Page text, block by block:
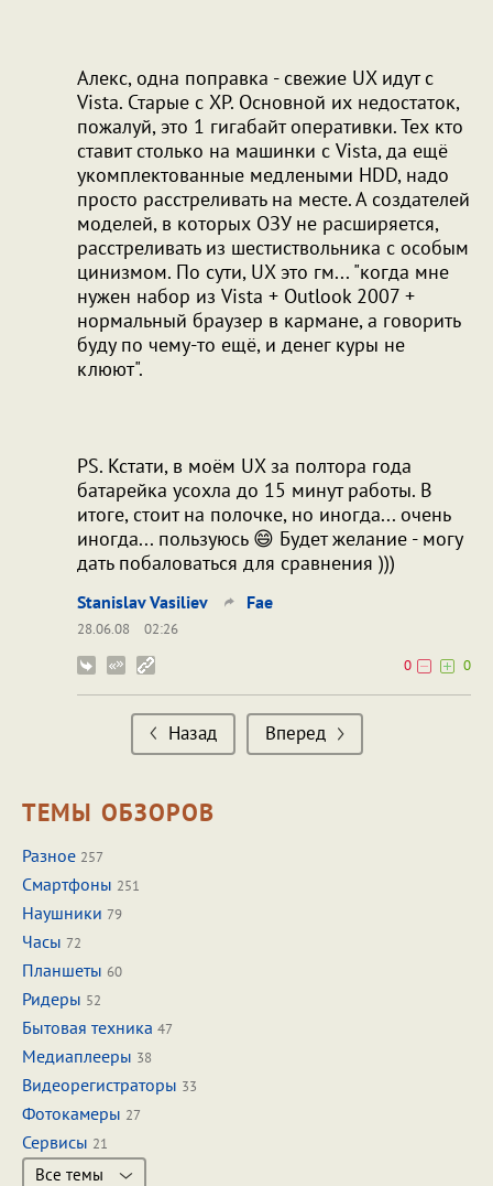
Алекс, одна поправка - свежие UX идут с
Vista. Старые с XP. Основной их недостаток,
пожалуй, это 1 гигабайт оперативки. Тех кто
ставит столько на машинки с Vista, да ещё
укомплектованные медлеными HDD, надо
просто расстреливать на месте. А создателей
моделей, в которых ОЗУ не расширяется,
расстреливать из шестиствольника с особым
цинизмом. По сути, UX это гм... "когда мне
нужен набор из Vista + Outlook 2007 +
нормальный браузер в кармане, а говорить
буду по чему-то ещё, и денег куры не
клюют".
PS. Кстати, в моём UX за полтора года
батарейка усохла до 15 минут работы. В
итоге, стоит на полочке, но иногда... очень
иногда... пользуюсь 😄 Будет желание - могу
дать побаловаться для сравнения )))
Stanislav Vasiliev Fae
28.06.08
02:26
0
0
Назад Вперед
ТЕМЫ ОБЗОРОВ
Разное 257
Смартфоны 251
Наушники 79
Часы 72
Планшеты 60
Ридеры 52
Бытовая техника 47
Медиаплееры 38
Видеорегистраторы 33
Фотокамеры 27
Сервисы 21
Все темы